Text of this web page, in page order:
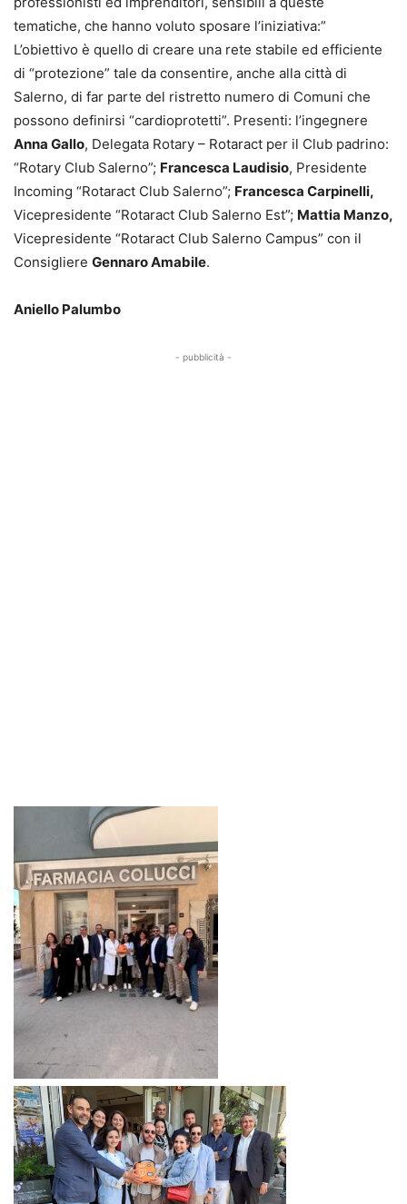
tematiche, che hanno voluto sposare l’iniziativa:”
L’obiettivo è quello di creare una rete stabile ed efficiente
di “protezione” tale da consentire, anche alla città di
Salerno, di far parte del ristretto numero di Comuni che
possono definirsi “cardioprotetti”. Presenti: l’ingegnere
Anna Gallo, Delegata Rotary – Rotaract per il Club padrino:
“Rotary Club Salerno”; Francesca Laudisio, Presidente
Incoming “Rotaract Club Salerno”; Francesca Carpinelli,
Vicepresidente “Rotaract Club Salerno Est”; Mattia Manzo,
Vicepresidente “Rotaract Club Salerno Campus” con il
Consigliere Gennaro Amabile.
Aniello Palumbo
- pubblicità -